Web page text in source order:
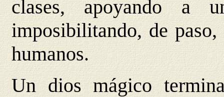
clases, apoyando a
imposibilitando, de
humanos.
Un dios mágico